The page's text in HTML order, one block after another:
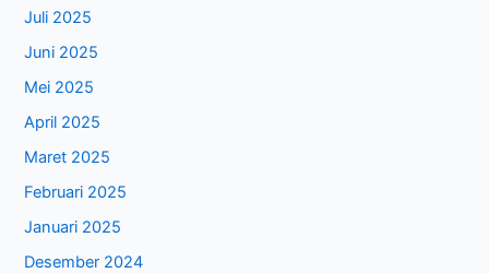
Juli 2025
Juni 2025
Mei 2025
April 2025
Maret 2025
Februari 2025
Januari 2025
Desember 2024